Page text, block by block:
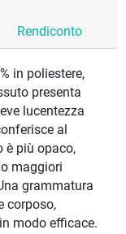
Rendiconto
in poliestere,
presenta
lucentezza
al
è più opaco,
maggiori
grammatura
corposo,
modo efficace.